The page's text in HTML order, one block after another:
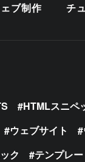
ブ制作 チ
HTMLスニペ
ウェブサイト
ク テンプレー